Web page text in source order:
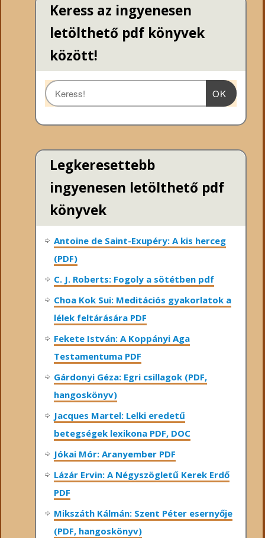
Keress az ingyenesen
letölthető pdf könyvek
között!
OK
Legkeresettebb
ingyenesen letölthető pdf
könyvek
Antoine de Saint-Exupéry: A kis herceg
(PDF)
C. J. Roberts: Fogoly a sötétben pdf
Choa Kok Sui: Meditációs gyakorlatok a
lélek feltárására PDF
Fekete István: A Koppányi Aga
Testamentuma PDF
Gárdonyi Géza: Egri csillagok (PDF,
hangoskönyv)
Jacques Martel: Lelki eredetű
betegségek lexikona PDF, DOC
Jókai Mór: Aranyember PDF
Lázár Ervin: A Négyszögletű Kerek Erdő
PDF
Mikszáth Kálmán: Szent Péter esernyője
(PDF, hangoskönyv)